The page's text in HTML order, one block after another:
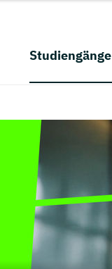
Studiengänge